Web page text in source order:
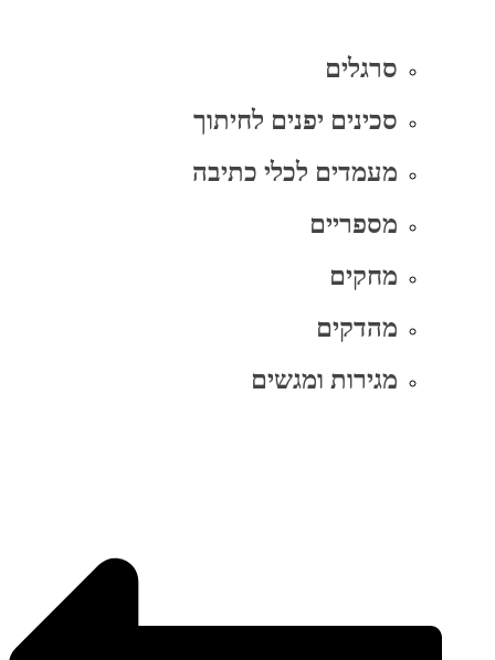
סרגלים
סכינים יפנים לחיתוך
מעמדים לכלי כתיבה
מספריים
מחקים
מהדקים
מגירות ומגשים